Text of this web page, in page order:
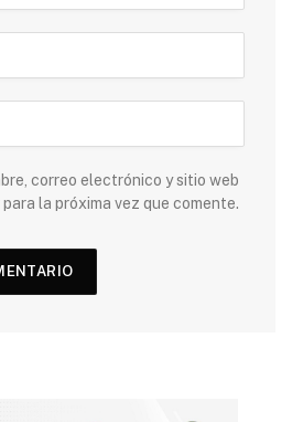
correo electrónico y sitio web
la próxima vez que comente.